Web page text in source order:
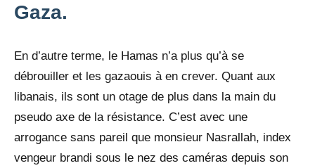
Gaza.
En d’autre terme, le Hamas n’a plus qu’à se
débrouiller et les gazaouis à en crever. Quant aux
libanais, ils sont un otage de plus dans la main du
pseudo axe de la résistance. C’est avec une
arrogance sans pareil que monsieur Nasrallah, index
vengeur brandi sous le nez des caméras depuis son